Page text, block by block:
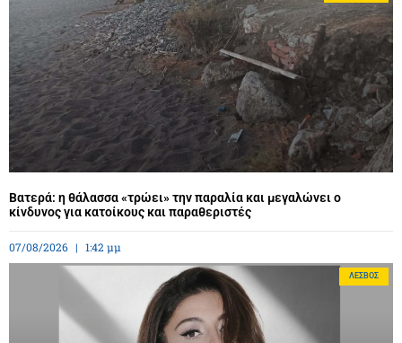
Βατερά: η θάλασσα «τρώει» την παραλία και μεγαλώνει ο
κίνδυνος για κατοίκους και παραθεριστές
07/08/2026 1:42 μμ
ΛΈΣΒΟΣ